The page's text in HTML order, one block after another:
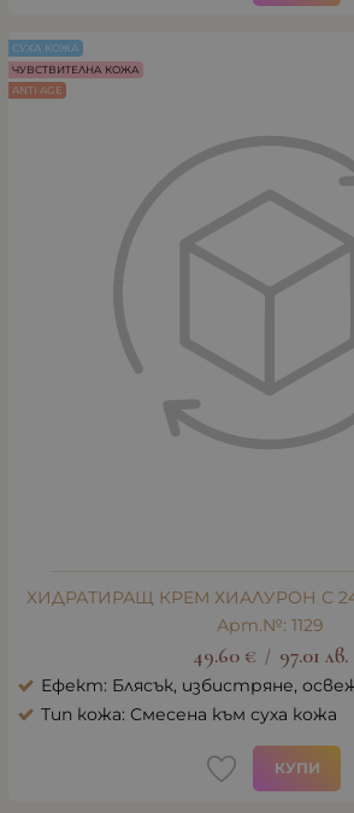
ХИДРАТИРАЩ КРЕМ ХИАЛУРОН С
Арт.№: 1129
49.60 € / 97.01 лв.
Ефект: Блясък, избистряне,
Тип кожа: Смесена към суха кожа
КУПИ
СУХА КОЖА
ЧУВСТВИТЕЛНА КОЖА
ANTI AGE